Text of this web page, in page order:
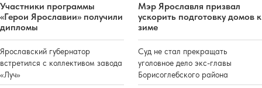
Участники программы
«Герои Ярославии» получили
дипломы
Ярославский губернатор
встретился с коллективом завода
«Луч»
Мэр Ярославля призвал
ускорить подготовку домов к
зиме
Суд не стал прекращать
уголовное дело экс-главы
Борисоглебского района